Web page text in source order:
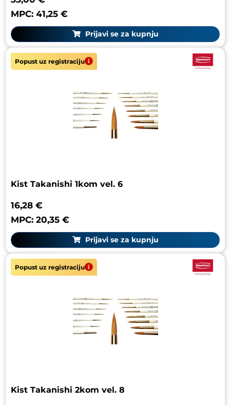
MPC: 41,25 €
Prijavi se za kupnju
Popust uz registraciju
Kist Takanishi 1kom vel. 6
16,28 €
MPC: 20,35 €
Prijavi se za kupnju
Popust uz registraciju
Kist Takanishi 2kom vel. 8